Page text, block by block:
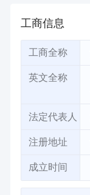
工商信息
工商全称
英文全称
法定代表人
注册地址
成立时间